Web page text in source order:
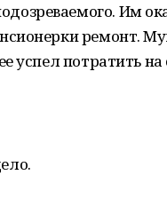
Им
ремонт.
успел потратить на